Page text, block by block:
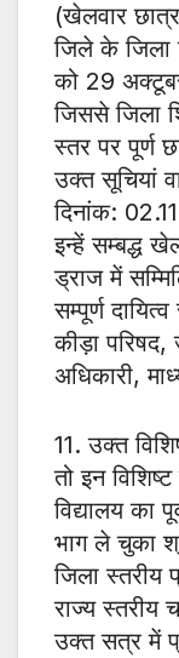
(खेलवार छात्र
जिले के जिला
को 29
जिससे जिला
स्तर पर पूर्ण
उक्त सूचियां
दिनांक:
इन्हें सम्बद्ध
ड्राज में
सम्पूर्ण
कीड़ा परिषद,
अधिकारी,
11. उक्त
तो इन
विद्यालय का
भाग ले चुका
जिला स्तरीय
राज्य स्तरीय
उक्त सत्र में